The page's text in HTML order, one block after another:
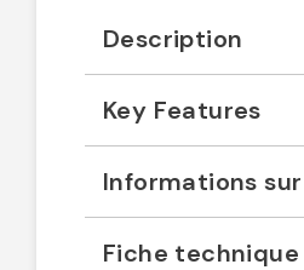
Description
Key Features
Informations
Fiche technique